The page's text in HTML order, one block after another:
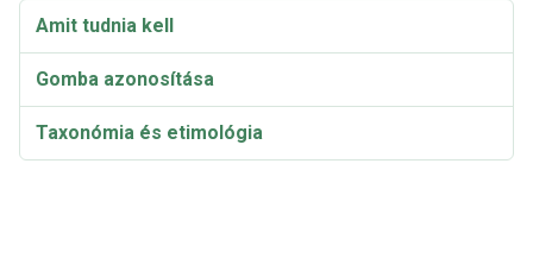
Amit tudnia kell
Gomba azonosítása
Taxonómia és etimológia